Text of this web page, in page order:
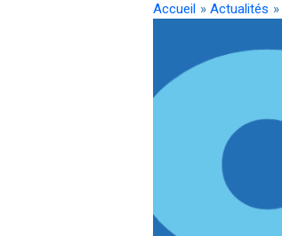
Accueil Actualités